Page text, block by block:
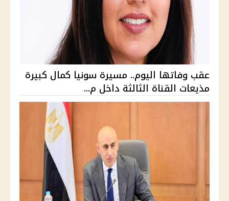
عقب وفاتها اليوم.. مسيرة سونيا كمال كبيرة
مذيعات القناة الثالثة داخل م...